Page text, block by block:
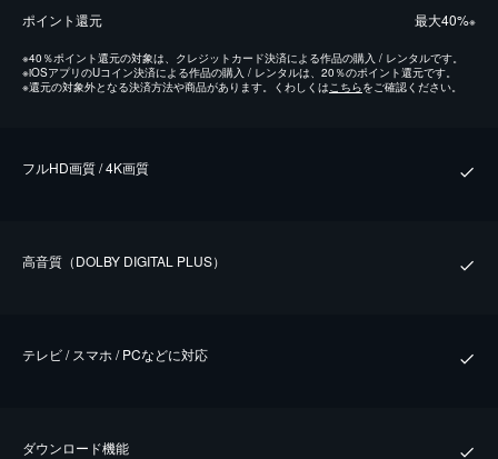
ポイント還元 最⼤40%※
※40％ポイント還元の対象は、クレジットカード決済による作品の購入 / レンタルです。
※iOSアプリのUコイン決済による作品の購入 / レンタルは、20％のポイント還元です。
※還元の対象外となる決済方法や商品があります。くわしくはこちらをご確認ください。
フルHD画質 / 4K画質
⾼⾳質（DOLBY DIGITAL PLUS）
テレビ / スマホ / PCなどに対応
ダウンロード機能